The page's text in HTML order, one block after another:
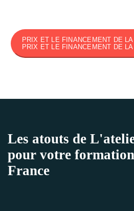
PRIX ET LE FINANCEMENT DE
PRIX ET LE FINANCEMENT DE
Les atouts de
pour votre
France